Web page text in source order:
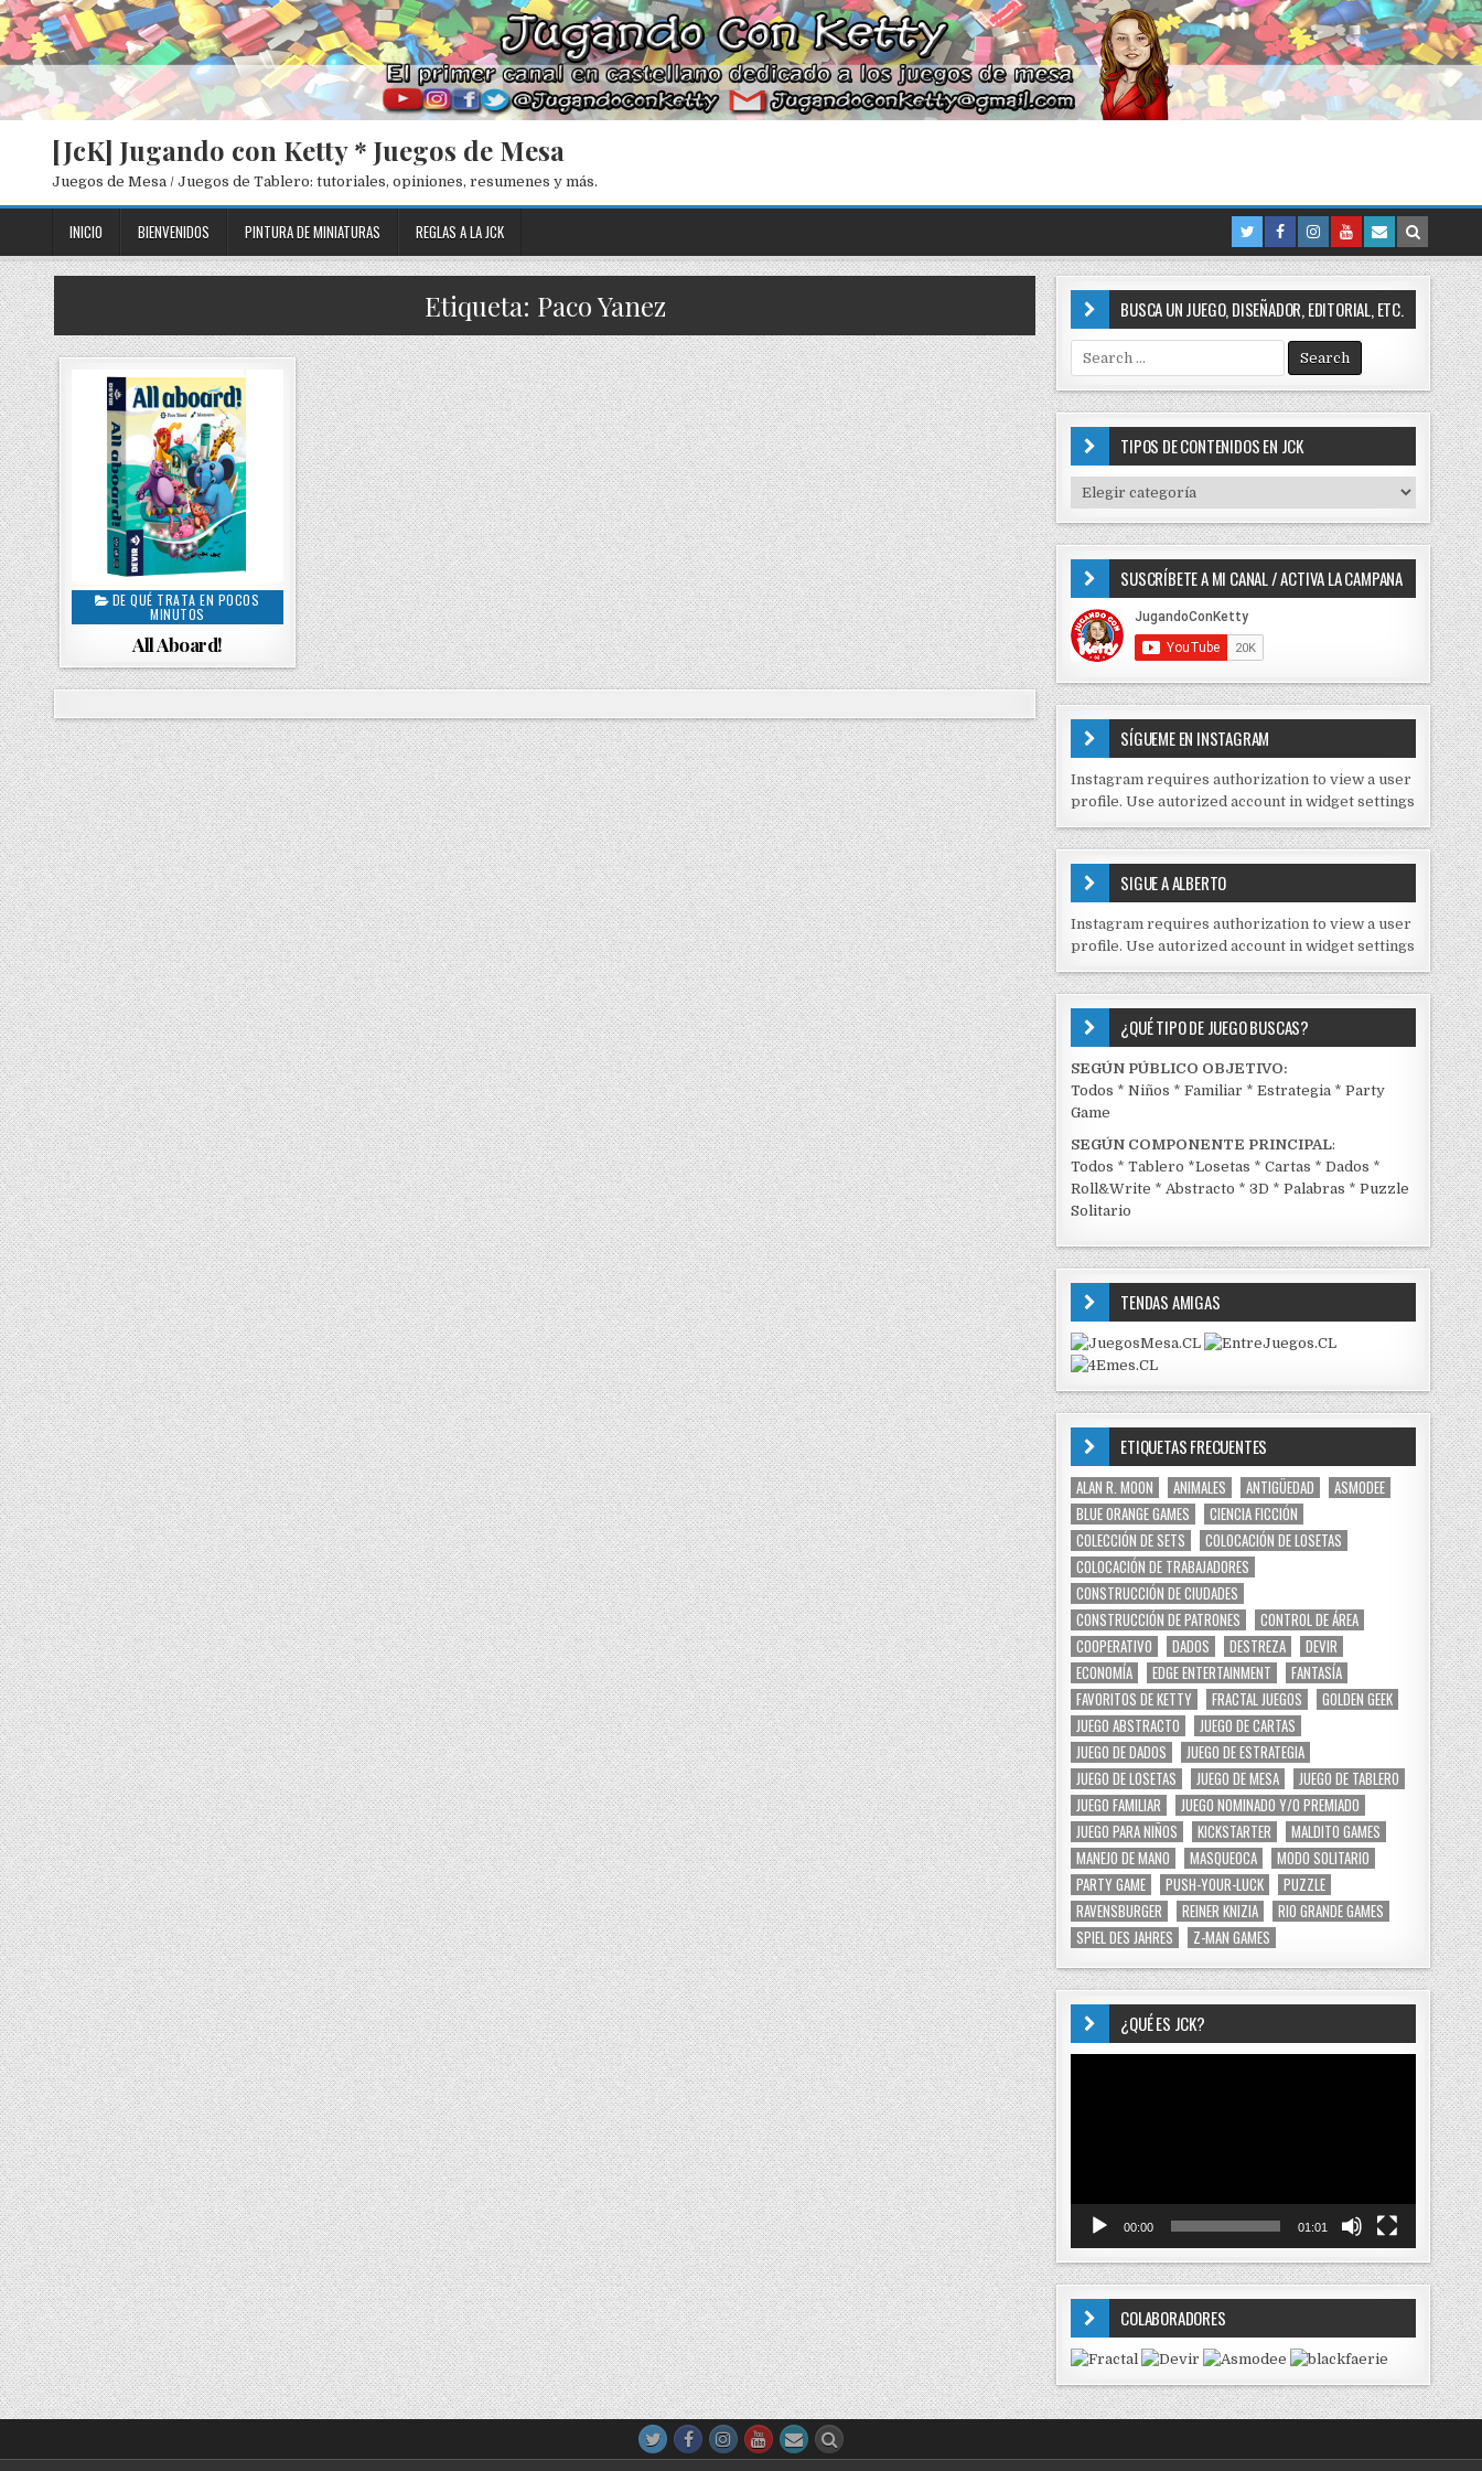
[JcK] Jugando con Ketty * Juegos de Mesa
Juegos de Mesa / Juegos de Tablero: tutoriales, opiniones, resumenes y más.
INICIO BIENVENIDOS PINTURA DE MINIATURAS REGLAS A LA JCK
Etiqueta: Paco Yanez
o
t
e
i
n
DE QUÉ TRATA EN POCOS
MINUTOS
All Aboard!
BUSCA UN JUEGO, DISEÑADOR, EDITORIAL, ETC.
e
a
r
o
r
:
TIPOS DE CONTENIDOS EN JCK
I
P
D
E
C
N
T
I
D
S
E
J
C
K
SUSCRÍBETE A MI CANAL / ACTIVA LA CAMPANA
SÍGUEME EN INSTAGRAM
Instagram requires authorization to view a user
profile. Use autorized account in widget settings
SIGUE A ALBERTO
Instagram requires authorization to view a user
profile. Use autorized account in widget settings
¿QUÉ TIPO DE JUEGO BUSCAS?
SEGÚN PÚBLICO OBJETIVO:
Todos *Niños *Familiar *Estrategia *Party
Game
SEGÚN COMPONENTE PRINCIPAL:
Todos *Tablero *Losetas *Cartas *Dados *
Roll&Write *Abstracto *3D *Palabras *Puzzle
Solitario
TENDAS AMIGAS
ETIQUETAS FRECUENTES
ALAN R. MOON ANIMALES ANTIGÜEDAD
ASMODEE
BLUE ORANGE GAMES
CIENCIA FICCIÓN
COLECCIÓN DE SETS
COLOCACIÓN DE LOSETAS
COLOCACIÓN DE TRABAJADORES
CONSTRUCCIÓN DE CIUDADES
CONSTRUCCIÓN DE PATRONES
CONTROL DE ÁREA
COOPERATIVO
DADOS DESTREZA
DEVIR
ECONOMÍA
EDGE ENTERTAINMENT
FANTASÍA
FAVORITOS DE KETTY
FRACTAL JUEGOS
GOLDEN GEEK
JUEGO ABSTRACTO
JUEGO DE CARTAS
JUEGO DE DADOS
JUEGO DE ESTRATEGIA
JUEGO DE LOSETAS
JUEGO DE MESA
JUEGO DE TABLERO
JUEGO FAMILIAR
JUEGO NOMINADO Y/O PREMIADO
JUEGO PARA NIÑOS
KICKSTARTER
MALDITO GAMES
MANEJO DE MANO
MASQUEOCA
MODO SOLITARIO
PARTY GAME
PUSH-YOUR-LUCK
PUZZLE
RAVENSBURGER
REINER KNIZIA
RIO GRANDE GAMES
SPIEL DES JAHRES
Z-MAN GAMES
¿QUÉ ES JCK?
00:00 01:01
COLABORADORES